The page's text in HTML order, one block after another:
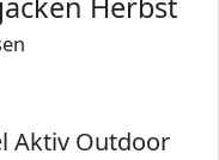
Aktiv Outdoor